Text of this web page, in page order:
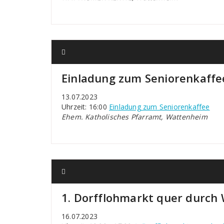
Einladung zum
13.07.2023
Uhrzeit: 16:00 Einladung zum Seniorenkaffee
Ehem. Katholisches Pfarramt, Wattenheim
1. Dorfflohmarkt quer durch
16.07.2023